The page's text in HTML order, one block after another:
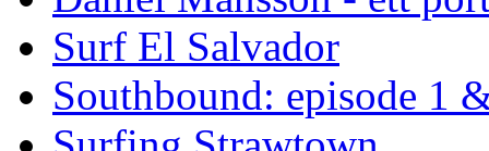
Surf El Salvador
Southbound: episode 1